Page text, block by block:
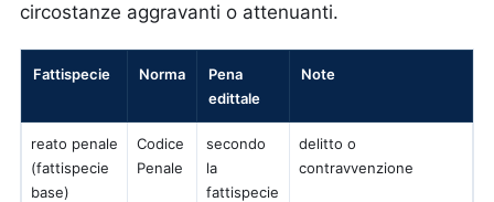
circostanze aggravanti o attenuanti.
Fattispecie Norma
Pena
edittale
Note
reato penale
(fattispecie
base)
Codice
Penale
secondo
la
fattispecie
delitto o
contravvenzione